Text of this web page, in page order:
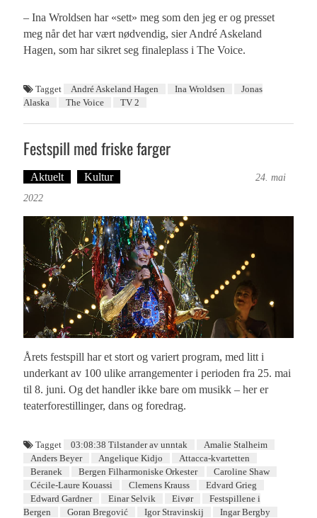
– Ina Wroldsen har «sett» meg som den jeg er og presset
meg når det har vært nødvendig, sier André Askeland
Hagen, som har sikret seg finaleplass i The Voice.
Tagget André Askeland Hagen Ina Wroldsen
Jonas
Alaska
The Voice TV 2
Festspill med friske farger
Aktuelt Kultur
24. mai
2022
Årets festspill har et stort og variert program, med litt i
underkant av 100 ulike arrangementer i perioden fra 25. mai
til 8. juni. Og det handler ikke bare om musikk – her er
teaterforestillinger, dans og foredrag.
Tagget 03:08:38 Tilstander av unntak
Amalie Stalheim
Anders Beyer
Angelique Kidjo
Attacca-kvartetten
Beranek
Bergen Filharmoniske Orkester
Caroline Shaw
Cécile-Laure Kouassi
Clemens Krauss
Edvard Grieg
Edward Gardner
Einar Selvik Eivør
Festspillene i
Bergen
Goran Bregović Igor Stravinskij
Ingar Bergby